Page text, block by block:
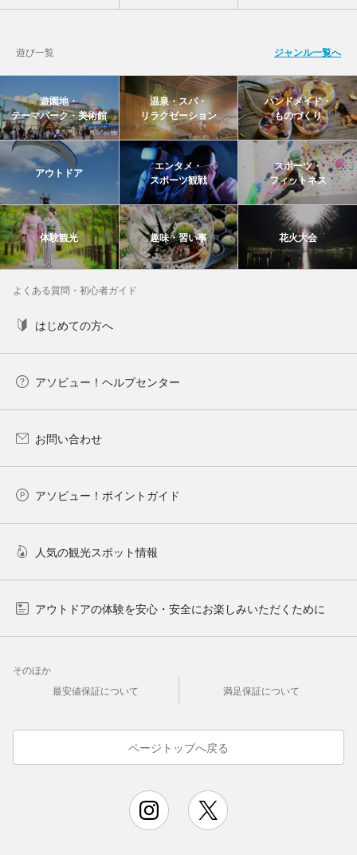
遊び一覧 ジャンル一覧へ
遊園地・
テーマパーク・美術館
温泉・スパ・
リラクゼーション
ハンドメイド・
ものづくり
アウトドア
エンタメ・
スポーツ観戦
スポーツ・
フィットネス
体験観光 趣味・習い事 花火大会
よくある質問・初心者ガイド
はじめての方へ
アソビュー！ヘルプセンター
お問い合わせ
アソビュー！ポイントガイド
人気の観光スポット情報
アウトドアの体験を安心・安全にお楽しみいただくために
そのほか
最安値保証について
満足保証について
ページトップへ戻る